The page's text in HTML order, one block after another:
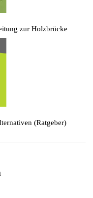
zur Holzbrücke
(Ratgeber)